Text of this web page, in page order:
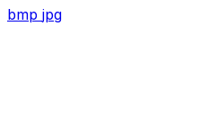
bmp jpg